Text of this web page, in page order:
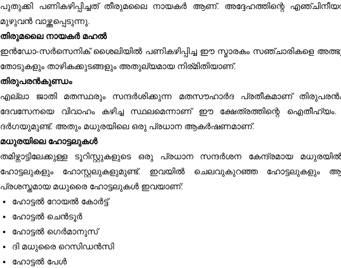
പുതുക്കി പണികഴിപ്പിച്ചത് തീരുമലൈ നായകർ ആണ്. അദ്ദേഹത്തിന്റെ
മുഴുവൻ വാഴ്ത്തപ്പെടുന്നു
തിരുമലൈ നായകർ മഹൽ
ഇൻഡോ-സർസെനിക് ശൈലിയിൽ പണികഴിപ്പിച്ച ഈ സ്മാരകം സഞ്ചാരികളെ
തോടുകളും താഴികക്കുടങ്ങളും അതുല്യമായ നിര്മിതിയാണ്.
തിരുപരൻകുണ്ഡം
എല്ലാ ജാതി മതസ്ഥരും സന്ദർശിക്കുന്ന മതസൗഹാർദ പ്രതീകമാണ്
ദേവസേനയെ വിവാഹം കഴിച്ച സ്ഥലമെന്നാണ് ഈ ക്ഷേത്രത്തിന്റെ ഐതീഹ്യം.
ദർഗയുമുണ്ട്. അതും മധുരയിലെ ഒരു പ്രധാന ആകർഷണമാണ്.
മധുരയിലെ ഹോട്ടലുകൾ
തമിഴ്നാട്ടിലേക്കുള്ള ടൂറിസ്റ്റുകളുടെ ഒരു പ്രധാന സന്ദർശന കേന്ദ്രമായ
ഹോട്ടലുകളും ഹോസ്റ്റലുകളുമുണ്ട്. ഇവയിൽ ചെലവുകുറഞ്ഞ ഹോട്ടലുകളും
പ്രശസ്തമായ മധുരൈ ഹോട്ടലുകൾ ഇവയാണ്:
ഹോട്ടൽ റോയൽ കോർട്ട്
ഹോട്ടൽ ചെൻടൂർ
ഹോട്ടൽ ഗെർമാനുസ്
ദി മധുരൈ റെസിഡൻസി
ഹോട്ടൽ പേൾ